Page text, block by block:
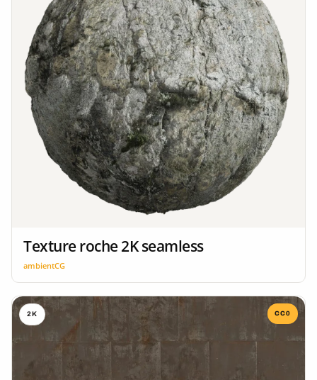
Texture roche 2K seamless
ambientCG
2K CC0